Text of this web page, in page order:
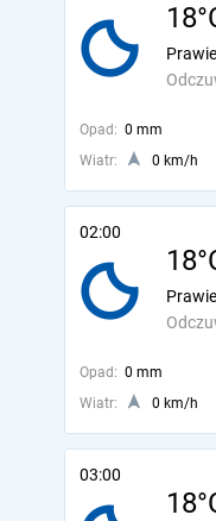
Opad: 0 mm
Wiatr:
0 km/h
02:00
Opad: 0 mm
Wiatr:
0 km/h
03:00